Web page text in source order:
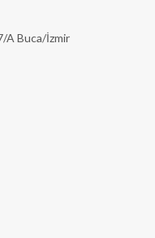
A Buca/İzmir